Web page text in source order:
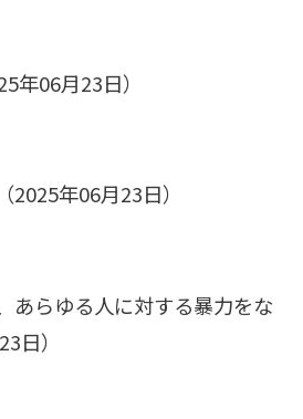
年06月23日）
年06月23日）
あらゆる人に対する暴力をな
日）